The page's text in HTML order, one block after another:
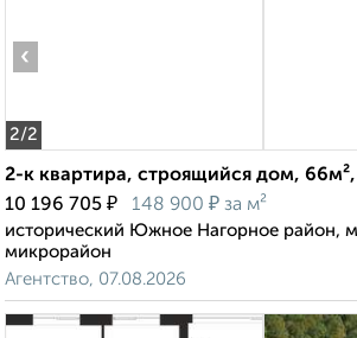
2/2
‹
2-к квартира, строящийся дом,
10 196 705 ₽ 148 900 ₽ за м²
исторический Южное Нагорное район,
микрорайон
Агентство, 07.08.2026